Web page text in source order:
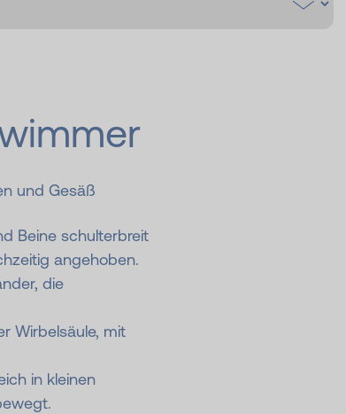
und Gesäß
Beine schulterbreit
angehoben.
die
Wirbelsäule, mit
in kleinen